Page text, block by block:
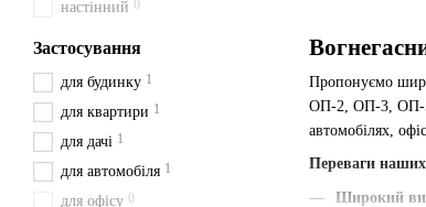
Пропонуємо
ОП-2, ОП-3, ОП-5,
автомобілях,
Переваги наших
Широкий
настінний 0
Застосування
для будинку 1
для квартири 1
для дачі 1
для автомобіля 1
для офісу 0